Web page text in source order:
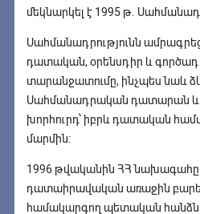
մեկնարկել է 1995 թ.
Սահմանադրությունն
դատական, օրենսդիր և
տարանջատումը, ինչպես նաև
Սահմանադրական դատարան և
խորհուրդ՝ իբրև դատական
մարմին։
1996 թվականին ՀՀ նախագահը
դատաիրավական առաջին
համակարգող պետական